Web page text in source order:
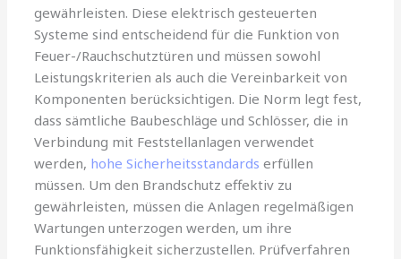
gewährleisten. Diese elektrisch gesteuerten
Systeme sind entscheidend für die Funktion von
Feuer-/Rauchschutztüren und müssen sowohl
Leistungskriterien als auch die Vereinbarkeit von
Komponenten berücksichtigen. Die Norm legt fest,
dass sämtliche Baubeschläge und Schlösser, die in
Verbindung mit Feststellanlagen verwendet
werden, hohe Sicherheitsstandards erfüllen
müssen. Um den Brandschutz effektiv zu
gewährleisten, müssen die Anlagen regelmäßigen
Wartungen unterzogen werden, um ihre
Funktionsfähigkeit sicherzustellen. Prüfverfahren